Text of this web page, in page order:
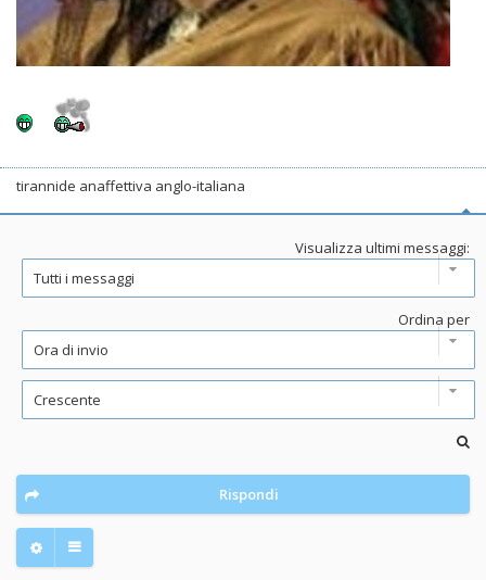
tirannide anaffettiva anglo-italiana
Visualizza ultimi messaggi:
Ordina per
Rispondi